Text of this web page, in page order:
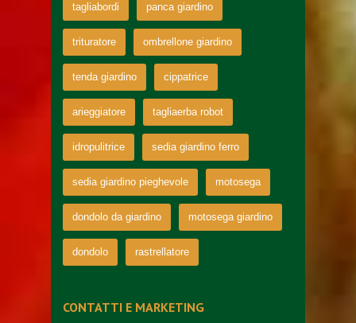
tagliabordi panca giardino
trituratore ombrellone giardino
tenda giardino cippatrice
arieggiatore tagliaerba robot
idropulitrice sedia giardino ferro
sedia giardino pieghevole motosega
dondolo da giardino motosega giardino
dondolo rastrellatore
CONTATTI E MARKETING